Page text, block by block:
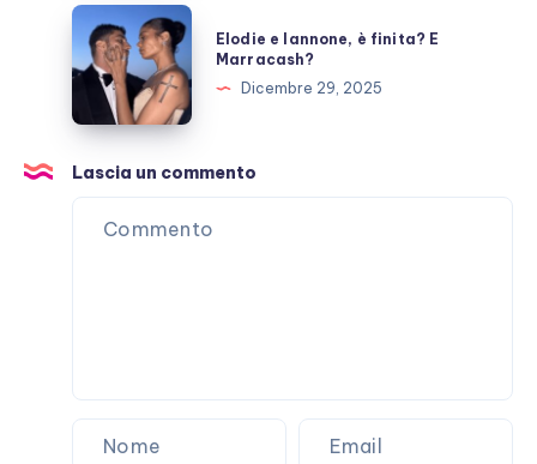
per
Laura
Pausini?
Elodie
e
Iannone,
finita?
E
Marracash?
Elodie e Iannone, è finita? E
Marracash?
Dicembre 29, 2025
Lascia un commento